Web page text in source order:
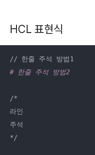
HCL 표현식
# 한줄 주석 방법2
/*
라인
주석
*/